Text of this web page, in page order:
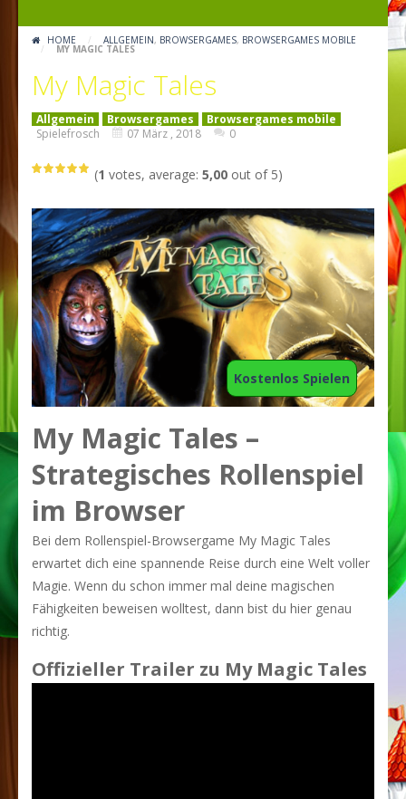
HOME / ALLGEMEIN, BROWSERGAMES, BROWSERGAMES MOBILE
/ MY MAGIC TALES
My Magic Tales
Allgemein Browsergames
Browsergames mobile
Spielefrosch
07 März , 2018 0
(1 votes, average: 5,00 out of 5)
Kostenlos Spielen
My Magic Tales –
Strategisches Rollenspiel
im Browser
Bei dem Rollenspiel-Browsergame My Magic Tales
erwartet dich eine spannende Reise durch eine Welt voller
Magie. Wenn du schon immer mal deine magischen
Fähigkeiten beweisen wolltest, dann bist du hier genau
richtig.
Offizieller Trailer zu My Magic Tales